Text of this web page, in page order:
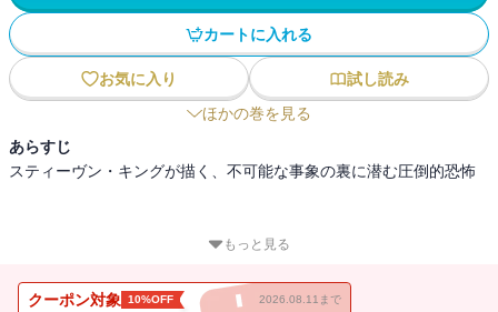
カートに入れる
お気に入り
試し読み
ほかの巻を見る
あらすじ
スティーヴン・キングが描く、不可能な事象の裏に潜む圧倒的恐怖
アリバイがあって──。事件の裏に隠れた恐ろしい存在とは。
もっと見る
クーポン対象 10%OFF 2026.08.11まで